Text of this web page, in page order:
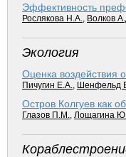
Эффективность
Рослякова Н.А., Волков
Экология
Оценка воздействия
Пичугин Е.А., Шенфельд
Остров Колгуев как
Глазов П.М., Лощагина